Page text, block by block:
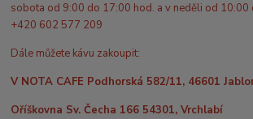
sobota od 9:00 do 17:00 hod. a v neděli od 10:00
+420 602 577 209
Dále můžete kávu zakoupit:
V NOTA CAFE Podhorská 582/11, 46601
Oříškovna Sv. Čecha 166 54301, Vrchlabí